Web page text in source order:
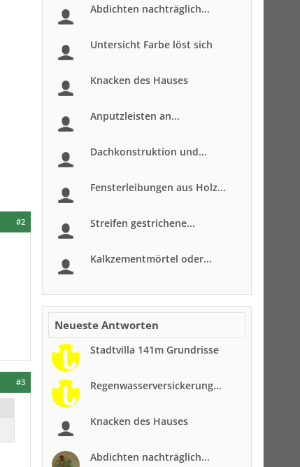
#2
#3
Abdichten nachträglich...
Untersicht Farbe löst sich
Knacken des Hauses
Anputzleisten an...
Dachkonstruktion und...
Fensterleibungen aus Holz...
Streifen gestrichene...
Kalkzementmörtel oder...
Neueste Antworten
Stadtvilla 141m Grundrisse
Regenwasserversickerung...
Knacken des Hauses
Abdichten nachträglich...